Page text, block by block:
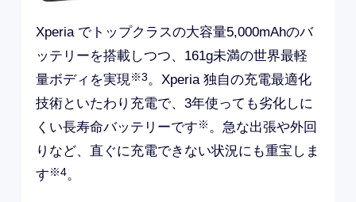
Xperia でトップクラスの大容量5,000mAhのバ
ッテリーを搭載しつつ、161g未満の世界最軽
量ボディを実現※3。Xperia 独自の充電最適化
技術といたわり充電で、3年使っても劣化しに
くい長寿命バッテリーです ※ 。急な出張や外回
りなど、直ぐに充電できない状況にも重宝しま
す ※4。